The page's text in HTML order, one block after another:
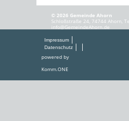
© 2026 Gemeinde Ahorn
Schloßstraße 24, 74744 Ahorn,
info@GemeindeAhorn.de
Impressum
Datenschutz
powered by
Komm.ONE